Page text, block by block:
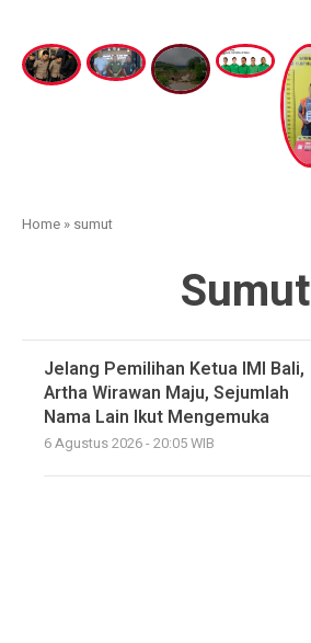
Home » sumut
Sumut
Jelang Pemilihan Ketua IMI Bali,
Artha Wirawan Maju, Sejumlah
Nama Lain Ikut Mengemuka
6 Agustus 2026 - 20:05 WIB